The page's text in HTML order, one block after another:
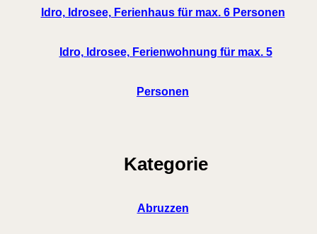
Idro, Idrosee, Ferienhaus für max. 6 Personen
Idro, Idrosee, Ferienwohnung für max. 5
Personen
Kategorie
Abruzzen